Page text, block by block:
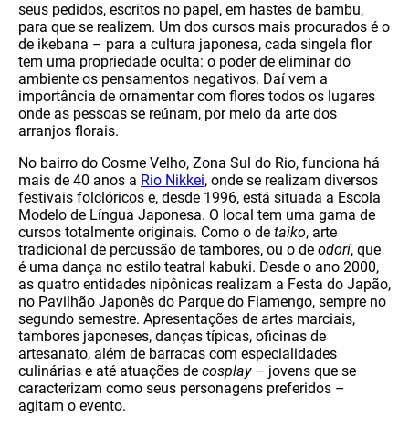
seus pedidos, escritos no papel, em hastes de bambu,
para que se realizem. Um dos cursos mais procurados é o
de ikebana – para a cultura japonesa, cada singela flor
tem uma propriedade oculta: o poder de eliminar do
ambiente os pensamentos negativos. Daí vem a
importância de ornamentar com flores todos os lugares
onde as pessoas se reúnam, por meio da arte dos
arranjos florais.
No bairro do Cosme Velho, Zona Sul do Rio, funciona há
mais de 40 anos a Rio Nikkei, onde se realizam diversos
festivais folclóricos e, desde 1996, está situada a Escola
Modelo de Língua Japonesa. O local tem uma gama de
cursos totalmente originais. Como o de taiko, arte
tradicional de percussão de tambores, ou o de odori, que
é uma dança no estilo teatral kabuki. Desde o ano 2000,
as quatro entidades nipônicas realizam a Festa do Japão,
no Pavilhão Japonês do Parque do Flamengo, sempre no
segundo semestre. Apresentações de artes marciais,
tambores japoneses, danças típicas, oficinas de
artesanato, além de barracas com especialidades
culinárias e até atuações de cosplay– jovens que se
caracterizam como seus personagens preferidos –
agitam o evento.